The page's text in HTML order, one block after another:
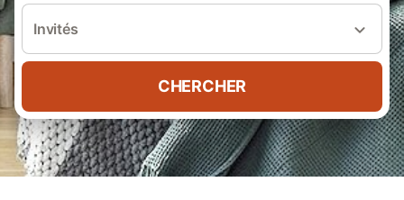
Invités
CHERCHER